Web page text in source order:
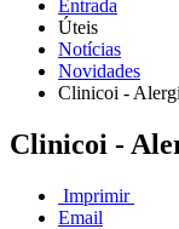
Entrada
Úteis
Notícias
Novidades
Clinicoi -
Clinicoi -
Imprimir
Email